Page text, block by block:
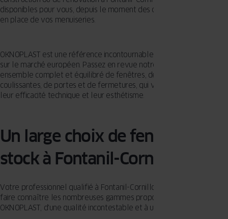
disponibles pour vous, depuis le moment des conseils jusqu'à la mise
en place de vos menuiseries.
OKNOPLAST est une référence incontournable des menuiseries PVC
sur le marché européen. Passez en revue notre assortiment pour un
ensemble complet et équilibré de fenêtres, de portes-fenêtres
coulissantes, de portes et de fermetures, qui vous fascineront par
leur efficacité technique et leur esthétisme.
Un large choix de fenêtres en
stock à Fontanil-Cornillon
Votre professionnel qualifié à Fontanil-Cornillon est prêt pour vous
faire connaître les nombreuses gammes proposées par
OKNOPLAST, d'une qualité incontestable et à un tarif avantageux.